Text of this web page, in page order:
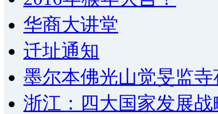
华商大讲堂
迁址通知
墨尔本佛光山觉旻监
浙江：四大国家发展